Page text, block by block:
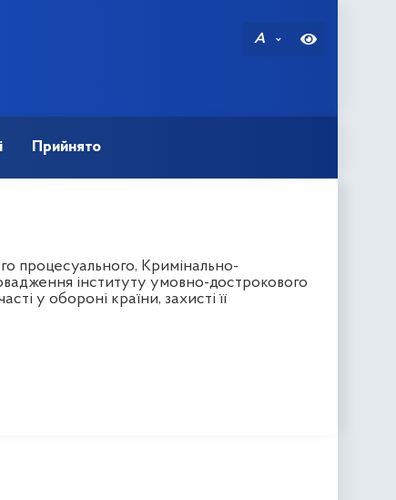
A
Прийнято
процесуального, Кримінально-
інституту умовно-дострокового
у обороні країни, захисті її